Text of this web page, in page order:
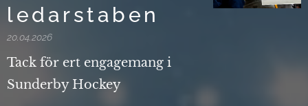
ledarstaben
20.04.2026
Tack för ert engagemang i
Sunderby Hockey